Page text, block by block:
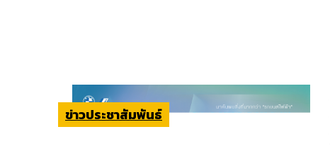
ข่าวประชาสัมพันธ์